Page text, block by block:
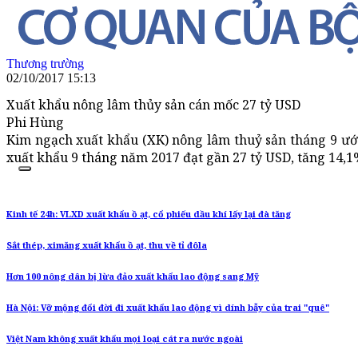
Thương trường
02/10/2017 15:13
Xuất khẩu nông lâm thủy sản cán mốc 27 tỷ USD
Phi Hùng
Kim ngạch xuất khẩu (XK) nông lâm thuỷ sản tháng 9
xuất khẩu 9 tháng năm 2017 đạt gần 27 tỷ USD, tăng
Kinh tế 24h: VLXD xuất khẩu ồ ạt, cổ phiếu dầu khí lấy lại đà tăng
Sắt thép, ximăng xuất khẩu ồ ạt, thu về tỉ đôla
Hơn 100 nông dân bị lừa đảo xuất khẩu lao động sang Mỹ
Hà Nội: Vỡ mộng đổi đời đi xuất khẩu lao động vì dính bẫy của trai "quê"
Việt Nam không xuất khẩu mọi loại cát ra nước ngoài